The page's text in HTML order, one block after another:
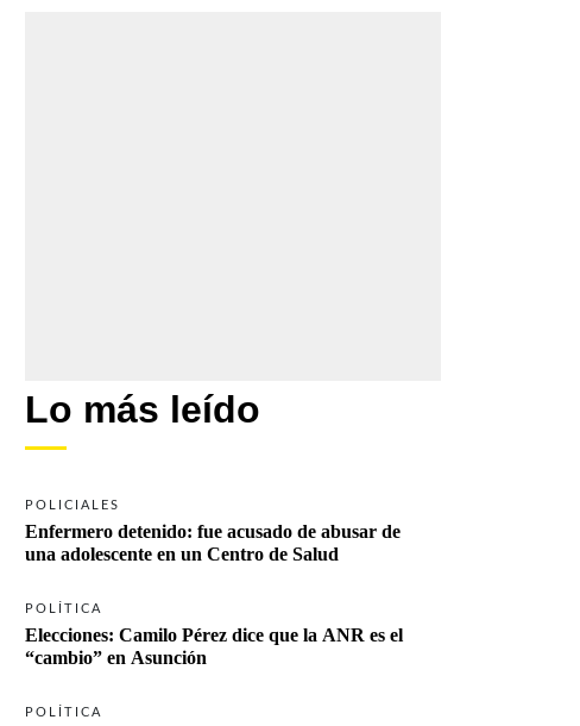
Lo más leído
POLICIALES
Enfermero detenido: fue acusado de abusar de
una adolescente en un Centro de Salud
POLÍTICA
Elecciones: Camilo Pérez dice que la ANR es el
POLÍTICA